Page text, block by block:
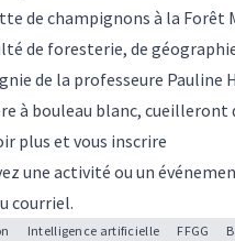
de champignons à la Forêt
de foresterie, de
de la professeure Pauline
à bouleau blanc,
plus et vous inscrire
une activité ou un
courriel.
Intelligence artificielle FFGG